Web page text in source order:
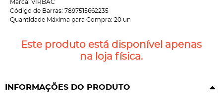
Marca: VIRBAC
Código de Barras: 7897515662235
Quantidade Máxima para Compra: 20 un
Este produto está disponível apenas
na loja física.
INFORMAÇÕES DO PRODUTO